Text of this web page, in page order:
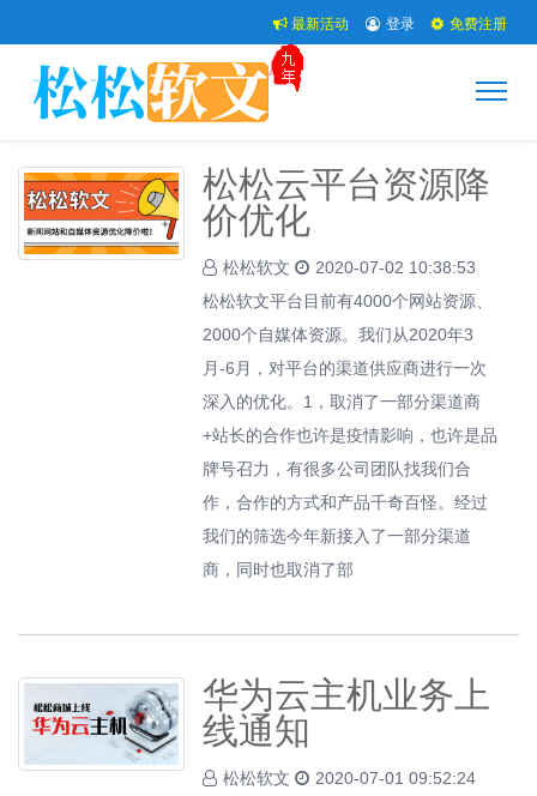
最新活动 登录 免费注册
松松云平台资源降
价优化
松松软文
2020-07-02 10:38:53
松松软文平台目前有4000个网站资源、
2000个自媒体资源。我们从2020年3
月-6月，对平台的渠道供应商进行一次
深入的优化。1，取消了一部分渠道商
+站长的合作也许是疫情影响，也许是品
牌号召力，有很多公司团队找我们合
作，合作的方式和产品千奇百怪。经过
我们的筛选今年新接入了一部分渠道
商，同时也取消了部
华为云主机业务上
线通知
松松软文
2020-07-01 09:52:24